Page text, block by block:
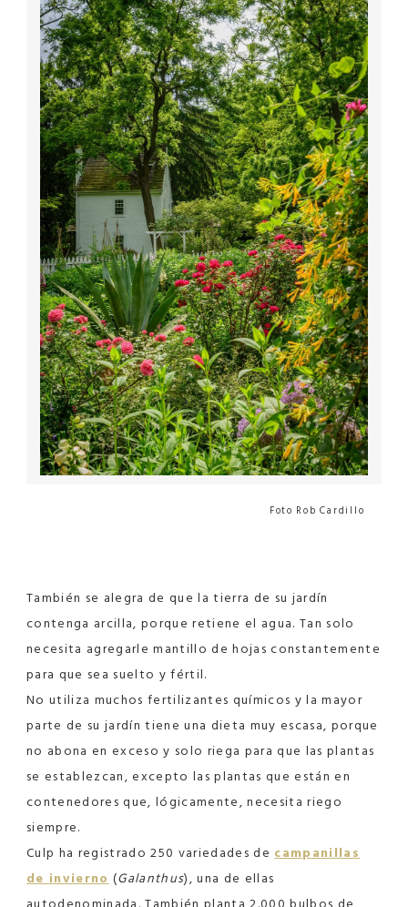
Foto Rob Cardillo
También se alegra de que la tierra de su jardín
contenga arcilla, porque retiene el agua. Tan solo
necesita agregarle mantillo de hojas constantemente
para que sea suelto y fértil.
No utiliza muchos fertilizantes químicos y la mayor
parte de su jardín tiene una dieta muy escasa, porque
no abona en exceso y solo riega para que las plantas
se establezcan, excepto las plantas que están en
contenedores que, lógicamente, necesita riego
siempre.
Culp ha registrado 250 variedades decampanillas
de invierno(Galanthus), una de ellas